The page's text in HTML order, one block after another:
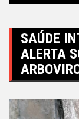
SAÚDE
ALERTA